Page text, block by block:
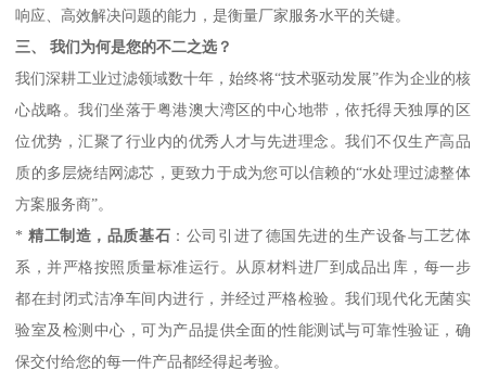
响应、高效解决问题的能力，是衡量厂家服务水平的关键。
三、 我们为何是您的不二之选？
我们深耕工业过滤领域数十年，始终将“技术驱动发展”作为企业的核
心战略。我们坐落于粤港澳大湾区的中心地带，依托得天独厚的区
位优势，汇聚了行业内的优秀人才与先进理念。我们不仅生产高品
质的多层烧结网滤芯，更致力于成为您可以信赖的“水处理过滤整体
方案服务商”。
* 精工制造，品质基石 ：公司引进了德国先进的生产设备与工艺体
系，并严格按照质量标准运行。从原材料进厂到成品出库，每一步
都在封闭式洁净车间内进行，并经过严格检验。我们现代化无菌实
验室及检测中心，可为产品提供全面的性能测试与可靠性验证，确
保交付给您的每一件产品都经得起考验。